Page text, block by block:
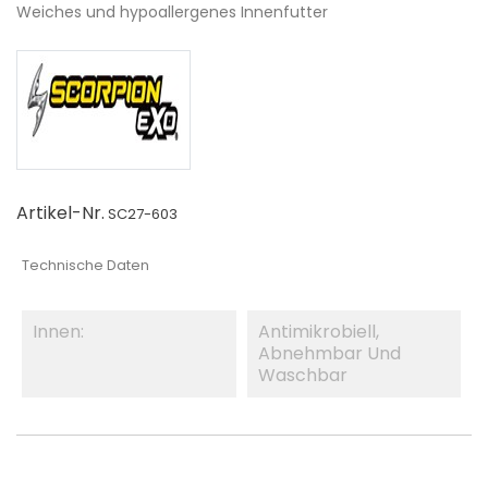
Weiches und hypoallergenes Innenfutter
Artikel-Nr. SC27-603
Technische Daten
Innen:
Antimikrobiell,
Abnehmbar Und
Waschbar